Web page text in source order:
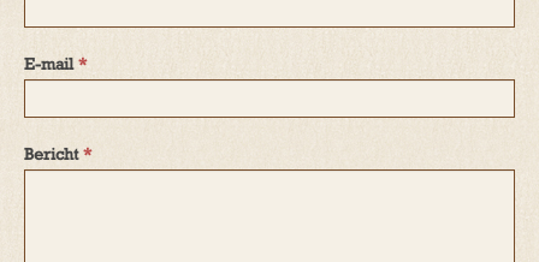
E-mail*
Bericht*